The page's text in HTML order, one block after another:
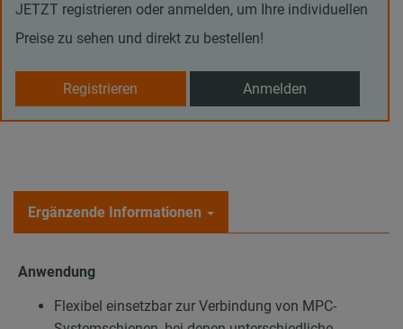
JETZT registrieren oder anmelden, um Ihre individuellen
Preise zu sehen und direkt zu bestellen!
Registrieren Anmelden
Ergänzende Informationen
Anwendung
Flexibel einsetzbar zur Verbindung von MPC-